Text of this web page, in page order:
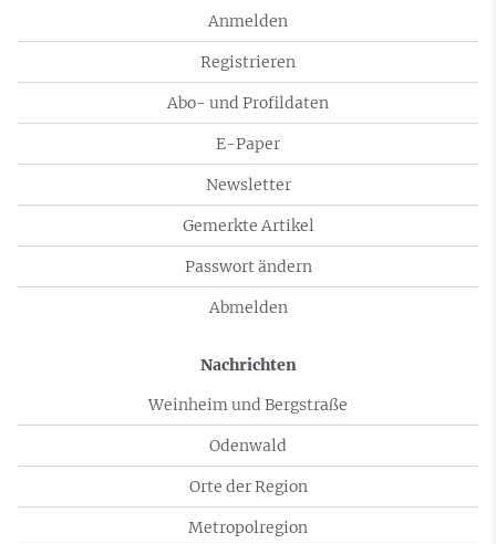
Anmelden
Registrieren
Abo- und Profildaten
E-Paper
Newsletter
Gemerkte Artikel
Passwort ändern
Abmelden
Nachrichten
Weinheim und Bergstraße
Odenwald
Orte der Region
Metropolregion